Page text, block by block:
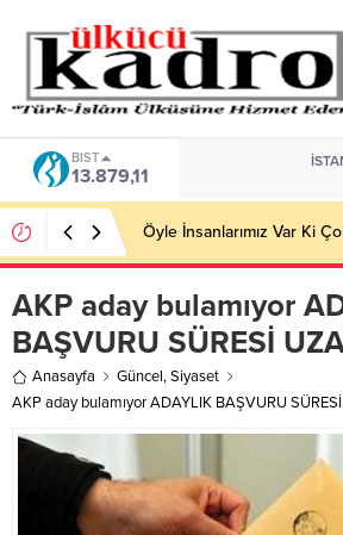
BIST
13.879,11
Öyle İnsanlarımız Var Ki
AKP aday bulamıyor
BAŞVURU SÜRESİ
Anasayfa Güncel,Siyaset
AKP aday bulamıyor ADAYLIK BAŞVURU